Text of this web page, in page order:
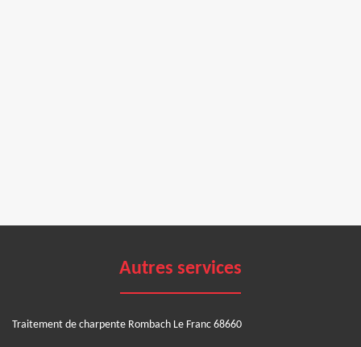
Autres services
Traitement de charpente Rombach Le Franc 68660